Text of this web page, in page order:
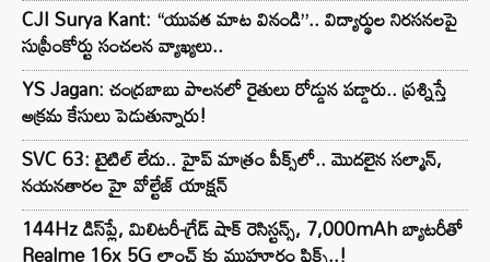
CJI Surya Kant: “యువత మాట వినండి”.. విద్యార్థుల నిరసనలపై
సుప్రీంకోర్టు సంచలన వ్యాఖ్యలు..
YS Jagan: చంద్రబాబు పాలనలో రైతులు రోడ్డున పడ్డారు.. ప్రశ్నిస్తే
అక్రమ కేసులు పెడుతున్నారు!
SVC 63: టైటిల్ లేదు.. హైప్ మాత్రం పీక్స్‌లో.. మొదలైన సల్మాన్,
నయనతారల హై వోల్టేజ్ యాక్షన్
144Hz డిస్‌ప్లే, మిలిటరీ-గ్రేడ్ షాక్ రెసిస్టన్స్, 7,000mAh బ్యాటరీతో